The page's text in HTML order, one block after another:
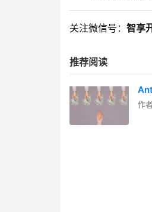
关注微信号： 智享
推荐阅读
作